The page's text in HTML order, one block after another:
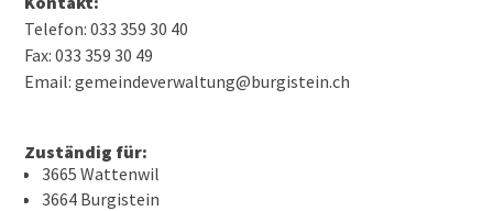
Telefon: 033 359 30 40
Fax: 033 359 30 49
Email: gemeindeverwaltung@burgistein.ch
Zuständig für:
3665 Wattenwil
3664 Burgistein